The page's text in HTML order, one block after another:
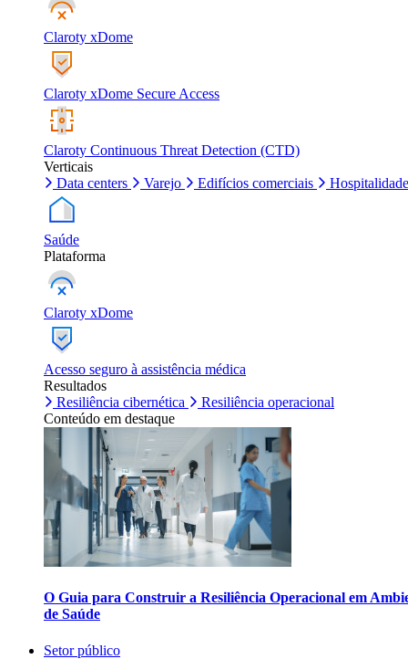
Claroty xDome
Claroty xDome Secure Access
Claroty Continuous Threat Detection (CTD)
Verticais
Data centers
Varejo Edifícios comerciais Hospitalidade
Saúde
Plataforma
Claroty xDome
Acesso seguro à assistência médica
Resultados
Resiliência cibernética
Resiliência operacional
Conteúdo em destaque
O Guia para Construir a Resiliência Operacional em
de Saúde
Setor público